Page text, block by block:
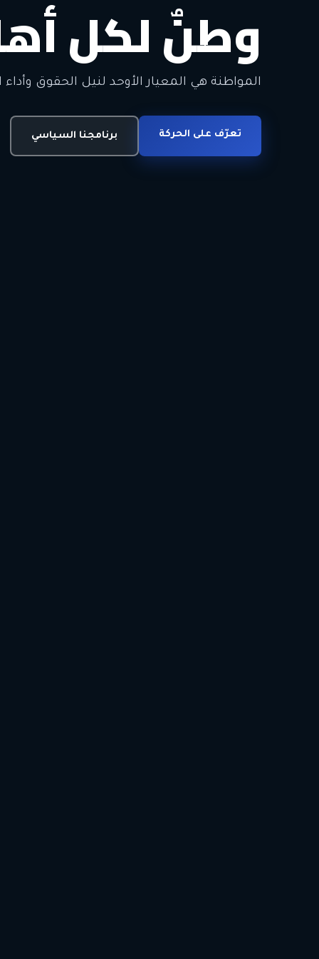
وطنٌ لكل
المواطنة هي المعيار الأوحد لنيل الحقوق وأداء
تعرّف على الحركة برنامجنا السياسي
معاً من أجل
الحرية • الوحدة • السلام • الديمقراطية
انضم للحركة اتصل بنا